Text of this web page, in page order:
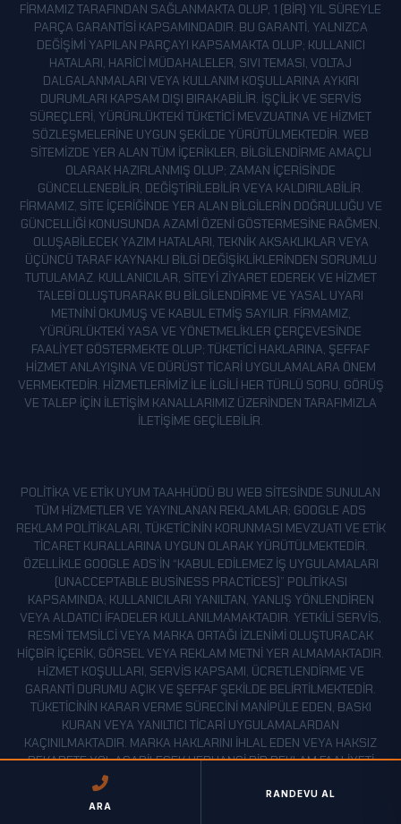
FIRMAMIZ TARAFINDAN SAĞLANMAKTA OLUP, 1 (BIR) YIL SÜREYLE
PARÇA GARANTISI KAPSAMINDADIR. BU GARANTI, YALNIZCA
DEĞIŞIMI YAPILAN PARÇAYI KAPSAMAKTA OLUP; KULLANICI
HATALARI, HARICI MÜDAHALELER, SIVI TEMASI, VOLTAJ
DALGALANMALARI VEYA KULLANIM KOŞULLARINA AYKIRI
DURUMLARI KAPSAM DIŞI BIRAKABILIR. İŞÇILIK VE SERVIS
SÜREÇLERI, YÜRÜRLÜKTEKI TÜKETICI MEVZUATINA VE HIZMET
SÖZLEŞMELERINE UYGUN ŞEKILDE YÜRÜTÜLMEKTEDIR. WEB
SITEMIZDE YER ALAN TÜM IÇERIKLER, BILGILENDIRME AMAÇLI
OLARAK HAZIRLANMIŞ OLUP; ZAMAN IÇERISINDE
GÜNCELLENEBILIR, DEĞIŞTIRILEBILIR VEYA KALDIRILABILIR.
FIRMAMIZ, SITE IÇERIĞINDE YER ALAN BILGILERIN DOĞRULUĞU VE
GÜNCELLIĞI KONUSUNDA AZAMI ÖZENI GÖSTERMESINE RAĞMEN,
OLUŞABILECEK YAZIM HATALARI, TEKNIK AKSAKLIKLAR VEYA
ÜÇÜNCÜ TARAF KAYNAKLI BILGI DEĞIŞIKLIKLERINDEN SORUMLU
TUTULAMAZ. KULLANICILAR, SITEYI ZIYARET EDEREK VE HIZMET
TALEBI OLUŞTURARAK BU BILGILENDIRME VE YASAL UYARI
METNINI OKUMUŞ VE KABUL ETMIŞ SAYILIR. FIRMAMIZ,
YÜRÜRLÜKTEKI YASA VE YÖNETMELIKLER ÇERÇEVESINDE
FAALIYET GÖSTERMEKTE OLUP; TÜKETICI HAKLARINA, ŞEFFAF
HIZMET ANLAYIŞINA VE DÜRÜST TICARI UYGULAMALARA ÖNEM
VERMEKTEDIR. HIZMETLERIMIZ ILE ILGILI HER TÜRLÜ SORU, GÖRÜŞ
VE TALEP IÇIN ILETIŞIM KANALLARIMIZ ÜZERINDEN TARAFIMIZLA
ILETIŞIME GEÇILEBILIR.
POLITIKA VE ETIK UYUM TAAHHÜDÜ BU WEB SITESINDE SUNULAN
TÜM HIZMETLER VE YAYINLANAN REKLAMLAR; GOOGLE ADS
REKLAM POLITIKALARI, TÜKETICININ KORUNMASI MEVZUATI VE ETIK
TICARET KURALLARINA UYGUN OLARAK YÜRÜTÜLMEKTEDIR.
ÖZELLIKLE GOOGLE ADS’IN “KABUL EDILEMEZ İŞ UYGULAMALARI
(UNACCEPTABLE BUSINESS PRACTICES)” POLITIKASI
KAPSAMINDA; KULLANICILARI YANILTAN, YANLIŞ YÖNLENDIREN
VEYA ALDATICI IFADELER KULLANILMAMAKTADIR. YETKILI SERVIS,
RESMI TEMSILCI VEYA MARKA ORTAĞI IZLENIMI OLUŞTURACAK
HIÇBIR IÇERIK, GÖRSEL VEYA REKLAM METNI YER ALMAMAKTADIR.
HIZMET KOŞULLARI, SERVIS KAPSAMI, ÜCRETLENDIRME VE
GARANTI DURUMU AÇIK VE ŞEFFAF ŞEKILDE BELIRTILMEKTEDIR.
TÜKETICININ KARAR VERME SÜRECINI MANIPÜLE EDEN, BASKI
KURAN VEYA YANILTICI TICARI UYGULAMALARDAN
KAÇINILMAKTADIR. MARKA HAKLARINI IHLAL EDEN VEYA HAKSIZ
REKABETE YOL AÇABILECEK HERHANGI BIR REKLAM FAALIYETI
YÜRÜTÜLMEMEKTEDIR. AMACIMIZ, KULLANICILARIN DOĞRU BILGIYE
ULAŞMASINI SAĞLAMAK VE GÜVENILIR, ŞEFFAF BIR SERVIS
ARA
RANDEVU AL